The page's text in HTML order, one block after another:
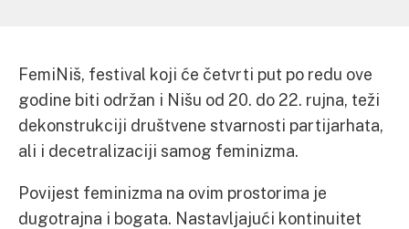
FemiNiš, festival koji će četvrti put po redu ove
godine biti održan i Nišu od 20. do 22. rujna, teži
dekonstrukciji društvene stvarnosti partijarhata,
ali i decetralizaciji samog feminizma.
Povijest feminizma na ovim prostorima je
dugotrajna i bogata. Nastavljajući kontinuitet